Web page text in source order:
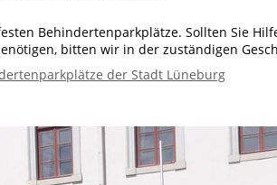
Behindertenparkplätze. Sollten Sie
bitten wir in der zuständigen
der Stadt Lüneburg